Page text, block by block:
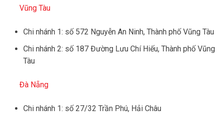
Vũng Tàu
Chi nhánh 1: số 572 Nguyễn An Ninh, Thành phố Vũng Tàu
Chi nhánh 2: số 187 Đường Lưu Chí Hiếu, Thành phố Vũng
Tàu
Đà Nẵng
Chi nhánh 1: số 27/32 Trần Phú, Hải Châu